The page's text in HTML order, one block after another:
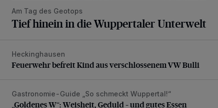
Am Tag des Geotops
Tief hinein in die Wuppertaler Unterwelt
Feuerwehr befreit Kind aus verschlossenem VW Bulli
Heckinghausen
Feuerwehr befreit Kind aus verschlossenem VW Bulli
„Goldenes W“: Weisheit, Geduld – und gutes Essen
Gastronomie-Guide „So schmeckt Wuppertal!“
„Goldenes W“: Weisheit, Geduld – und gutes Essen